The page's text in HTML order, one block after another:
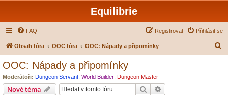
Equilibrie
FAQ Přihlásit se
Registrovat
Obsah fóra OOC fóra OOC: Nápady a připomínky
OOC: Nápady a připomínky
Moderátoři: Dungeon Servant World Builder Dungeon Master
Nové téma Hledat